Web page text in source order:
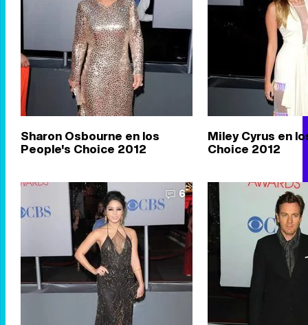
Sharon Osbourne en los
People's Choice 2012
Miley Cyrus en
Choice 2012
6